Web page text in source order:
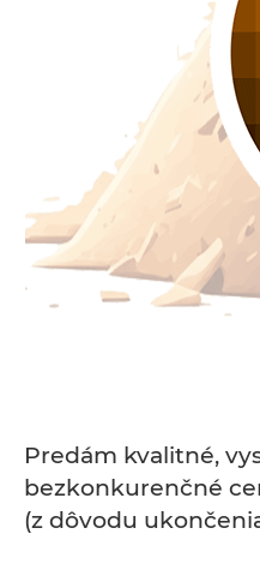
Predám kvalitné,
bezkonkurenčné
(z dôvodu